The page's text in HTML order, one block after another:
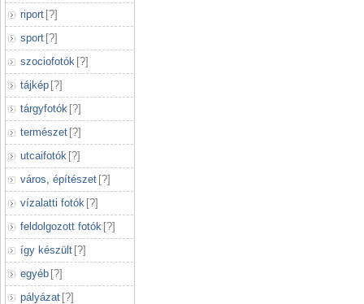
riport [?]
sport [?]
szociofotók [?]
tájkép [?]
tárgyfotók [?]
természet [?]
utcaifotók [?]
város, építészet [?]
vízalatti fotók [?]
feldolgozott fotók [?]
így készült [?]
egyéb [?]
pályázat [?]